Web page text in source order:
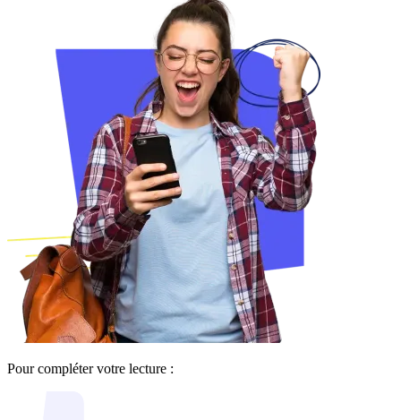
Pour compléter votre lecture :